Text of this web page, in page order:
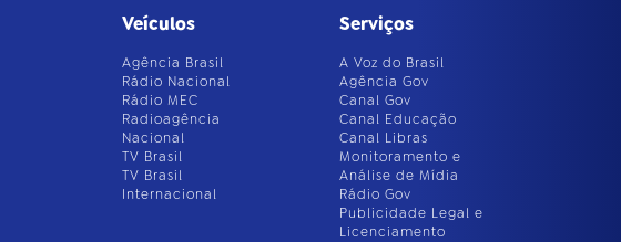
Veículos
Agência Brasil
Rádio Nacional
Rádio MEC
Radioagência
Nacional
TV Brasil
TV Brasil
Internacional
Serviços
A Voz do Brasil
Agência Gov
Canal Gov
Canal Educação
Canal Libras
Monitoramento e
Análise de Mídia
Rádio Gov
Publicidade Legal e
Licenciamento